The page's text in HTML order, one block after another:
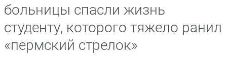
больницы спасли жизнь
студенту, которого тяжело ранил
«пермский стрелок»